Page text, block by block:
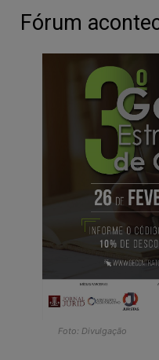
Fórum
Foto: Divulgação